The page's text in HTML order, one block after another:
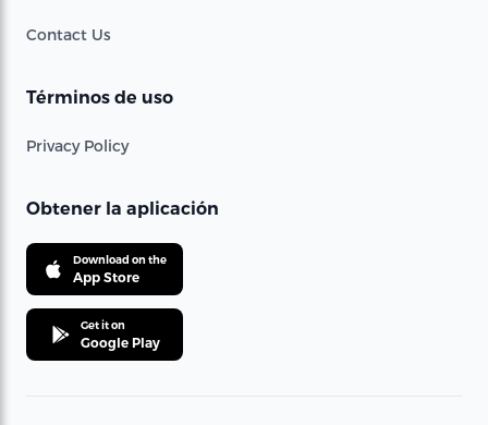
Contact Us
Términos de uso
Privacy Policy
Obtener la aplicación
Download on the
App Store
Get it on
Google Play